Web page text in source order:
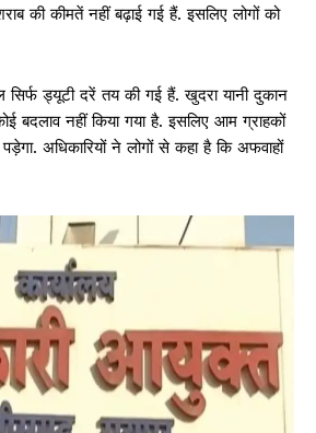
की कीमतें नहीं बढ़ाई गई हैं. इसलिए लोगों को
सिर्फ ड्यूटी दरें तय की गई हैं. खुदरा यानी दुकान
बदलाव नहीं किया गया है. इसलिए आम ग्राहकों
अधिकारियों ने लोगों से कहा है कि अफवाहों